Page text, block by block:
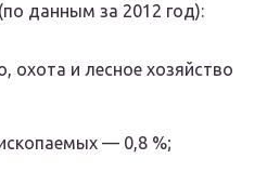
данным за 2012 год):
охота и лесное хозяйство
— 0,8 %;